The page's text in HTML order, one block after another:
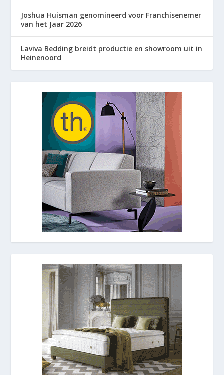
Joshua Huisman genomineerd voor Franchisenemer
van het Jaar 2026
Laviva Bedding breidt productie en showroom uit in
Heinenoord